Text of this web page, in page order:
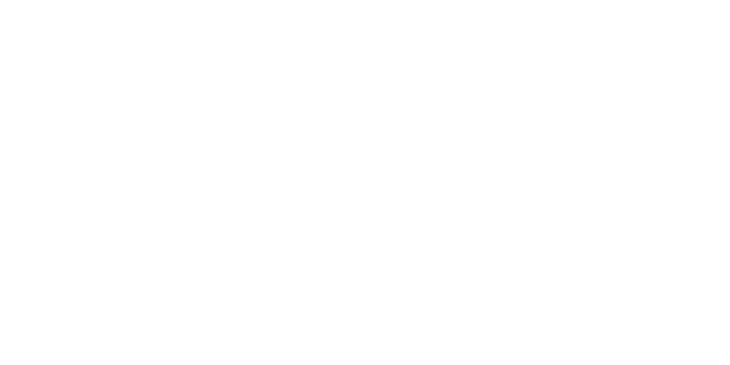
Tauchausfahrten im Mai 2026!
der kleinen und auch großen Schätze, die unser schönes Rotes Meer zu bieten hat. Außerdem erzählen sie über all das, was sie auf
auf unseren mehrtägigen Minisafaris halten sie euch stets auf dem Laufenden. Egal, ob Early Morning Dive oder
Abu Nuhas oder an der Thistlegorm stehen auf dem Programm. Ob im Norden oder Süden, ihr seid mit an Bord!
erscheinen täglich! 365 Tage im Jahr könnt ihr mit uns zusammen auf die Reise gehen und im
täglichen Tauchausfahrten!